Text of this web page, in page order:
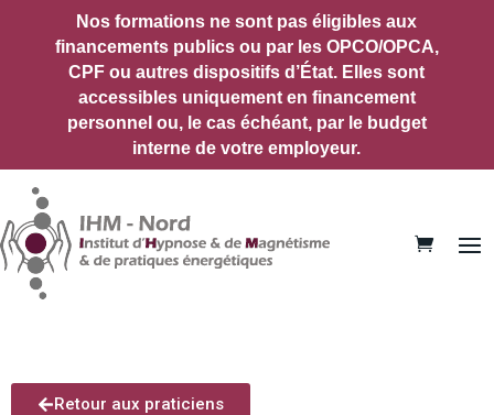
Nos formations ne sont pas éligibles aux
financements publics ou par les OPCO/OPCA,
CPF ou autres dispositifs d’État. Elles sont
accessibles uniquement en financement
personnel ou, le cas échéant, par le budget
interne de votre employeur.
Retour aux praticiens